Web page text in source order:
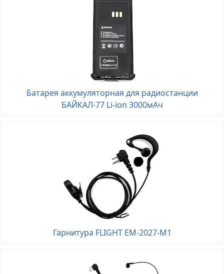
Батарея аккумуляторная для радиостанции
БАЙКАЛ-77 Li-ion 3000мАч
Гарнитура FLIGHT EM-2027-M1